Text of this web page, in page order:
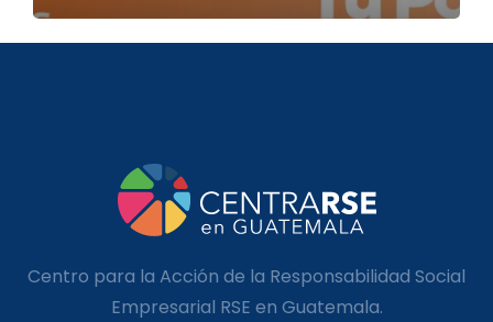
Centro para la Acción de la Responsabilidad Social
Empresarial RSE en Guatemala.